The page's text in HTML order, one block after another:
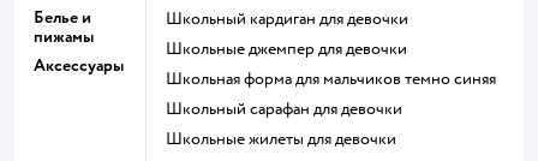
Белье и
пижамы
Аксессуары
Школьный кардиган для девочки
Школьные джемпер для девочки
Школьная форма для мальчиков темно синяя
Школьный сарафан для девочки
Школьные жилеты для девочки